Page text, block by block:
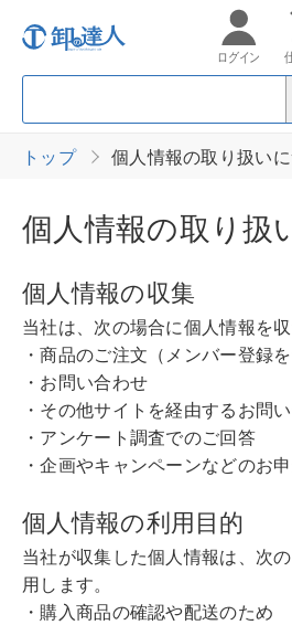
ログイン
トップ 個人情報の取り扱い
個人情報の取り扱
個人情報の収集
当社は、次の場合に個人情報を収
・商品のご注文（メンバー登録を
・お問い合わせ
・その他サイトを経由するお問
・アンケート調査でのご回答
・企画やキャンペーンなどのお
個人情報の利用目的
当社が収集した個人情報は、次
用します。
・購入商品の確認や配送のため